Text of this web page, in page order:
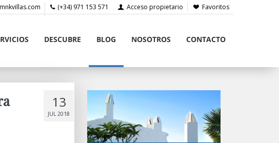
Favoritos
Acceso propietario
(+34) 971 153 571
DESCUBRE BLOG NOSOTROS CONTACTO
13
JUL 2018